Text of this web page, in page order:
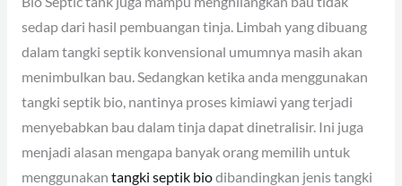
sedap dari hasil pembuangan tinja. Limbah yang dibuang
dalam tangki septik konvensional umumnya masih akan
menimbulkan bau. Sedangkan ketika anda menggunakan
tangki septik bio, nantinya proses kimiawi yang terjadi
menyebabkan bau dalam tinja dapat dinetralisir. Ini juga
menjadi alasan mengapa banyak orang memilih untuk
menggunakan tangki septik biodibandingkan jenis tangki